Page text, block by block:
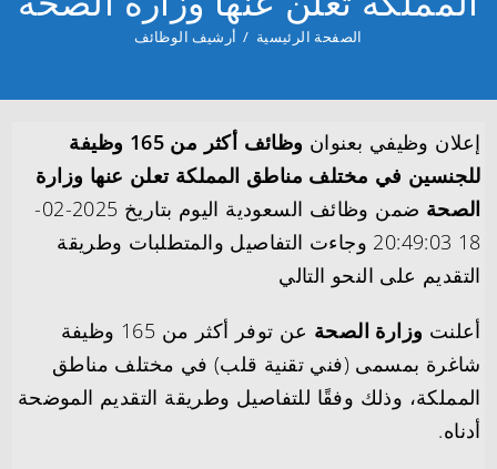
الصفحة الرئيسية / أرشيف الوظائف
إعلان وظيفي بعنوان
وظائف أكثر من 165 وظيفة
للجنسين في مختلف مناطق المملكة تعلن عنها وزارة
الصحة
ضمن وظائف السعودية اليوم بتاريخ 2025-02-
18 20:49:03 وجاءت التفاصيل والمتطلبات وطريقة
التقديم على النحو التالي
أعلنت وزارة الصحة
عن توفر أكثر من 165 وظيفة
شاغرة بمسمى (فني تقنية قلب) في مختلف مناطق
المملكة، وذلك وفقًا للتفاصيل وطريقة التقديم الموضحة
أدناه.